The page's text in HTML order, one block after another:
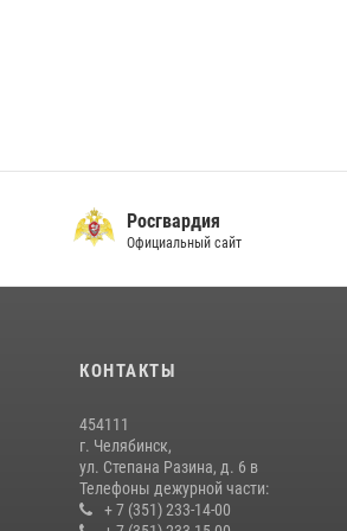
Росгвардия
Официальный сайт
КОНТАКТЫ
454111
г. Челябинск,
ул. Степана Разина, д. 6 в
Телефоны дежурной части:
+ 7 (351) 233-14-00